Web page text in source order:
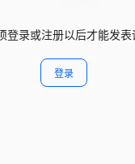
登录或注册以后才能发表
登录